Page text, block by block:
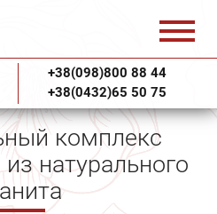
+38(098)800 88 44
+38(0432)65 50 75
комплекс
натурального